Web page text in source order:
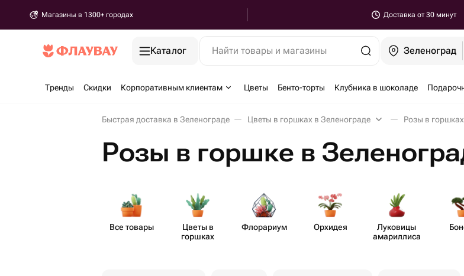
Магазины в 1300+ городах Доставка от 30 минут
Каталог Найти товары и магазины Зеленоград
Тренды Скидки Корпоративным клиентам Цветы Бенто-торты Клубника в шоколаде
Быстрая доставка в Зеленограде Цветы в горшках в Зеленограде Розы в
Розы в горшке в
Все товары
Цветы в
горшках
Флорариум Орхидея
Луковицы
амар​иллиса